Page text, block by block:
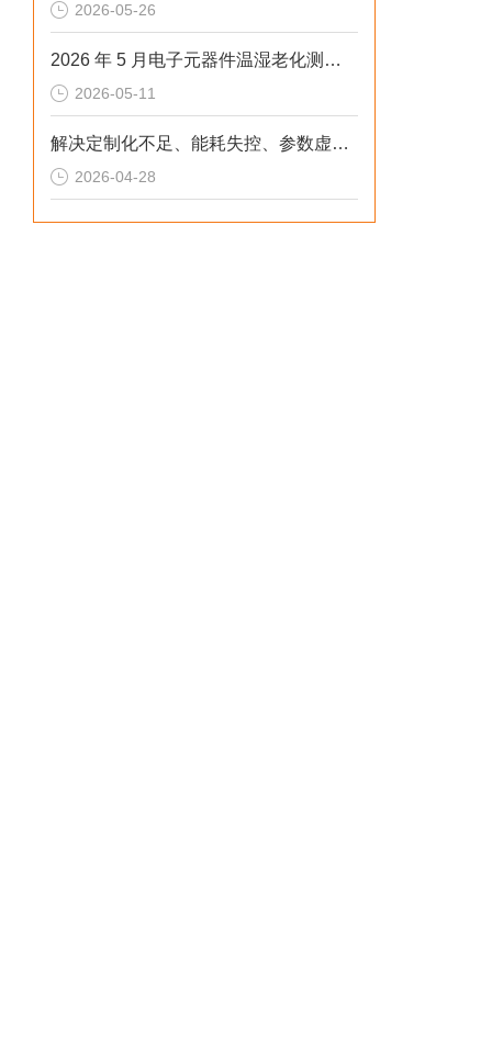
2026-05-26
2026 年 5 月电子元器件温湿老化测试：冷热冲击不稳、数据无效？这样解决
2026-05-11
解决定制化不足、能耗失控、参数虚标痛点的2026选型标准
2026-04-28